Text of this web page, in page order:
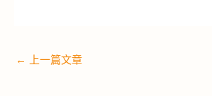
← 上一篇文章